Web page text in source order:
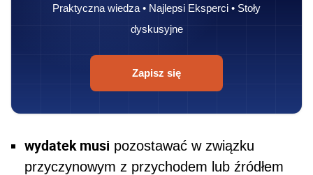
Praktyczna wiedza • Najlepsi Eksperci • Stoły
dyskusyjne
Zapisz się
wydatek musi pozostawać w związku
przyczynowym z przychodem lub źródłem